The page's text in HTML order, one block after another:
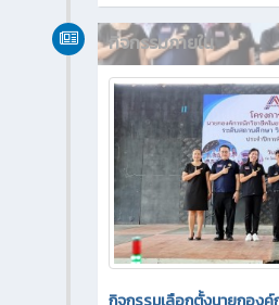
กิจกรรมภายใน